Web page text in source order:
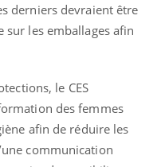
derniers devraient être
sur les emballages afin
le CES
des femmes
afin de réduire les
communication